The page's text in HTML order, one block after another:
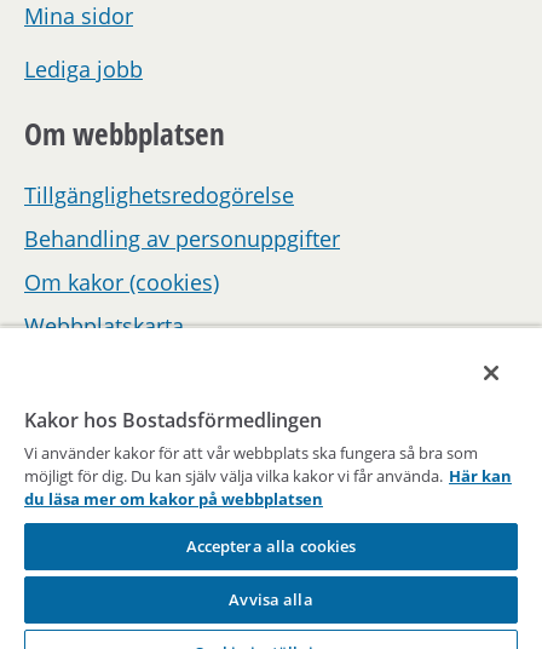
Mina sidor
Lediga jobb
Om webbplatsen
Tillgänglighetsredogörelse
Behandling av personuppgifter
Om kakor (cookies)
Webbplatskarta
En del av Stockholms stad
Kakor hos Bostadsförmedlingen
Vi använder kakor för att vår webbplats ska fungera så bra som
möjligt för dig. Du kan själv välja vilka kakor vi får använda. Här kan
du läsa mer om kakor på webbplatsen
Acceptera alla cookies
Avvisa alla